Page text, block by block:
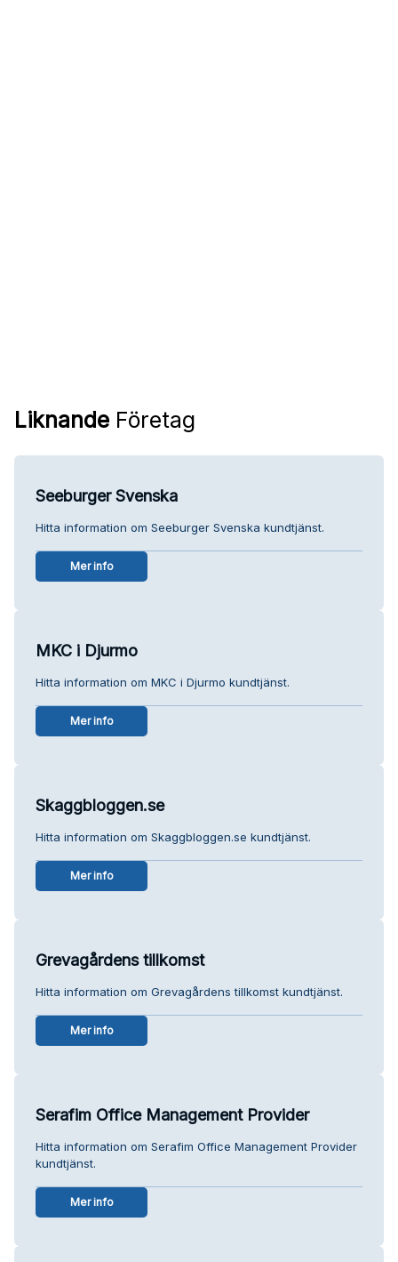
Liknande Företag
Seeburger Svenska
Hitta information om Seeburger Svenska kundtjänst.
Mer info
MKC i Djurmo
Hitta information om MKC i Djurmo kundtjänst.
Mer info
Skaggbloggen.se
Hitta information om Skaggbloggen.se kundtjänst.
Mer info
Grevagårdens tillkomst
Hitta information om Grevagårdens tillkomst kundtjänst.
Mer info
Serafim Office Management Provider
Hitta information om Serafim Office Management Provider
kundtjänst.
Mer info